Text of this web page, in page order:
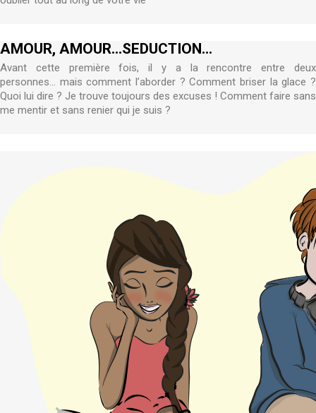
AMOUR, AMOUR...SEDUCTION...
Avant cette première fois, il y a la rencontre entre deux
personnes… mais comment l’aborder ? Comment briser la glace ?
Quoi lui dire ? Je trouve toujours des excuses ! Comment faire sans
me mentir et sans renier qui je suis ?